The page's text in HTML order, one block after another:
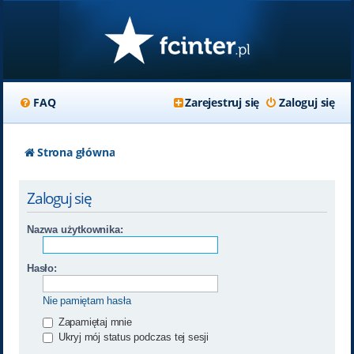
FAQ Zaloguj się
Zarejestruj się
Strona główna
Zaloguj się
Nazwa użytkownika:
Hasło:
Nie pamiętam hasła
Zapamiętaj mnie
Ukryj mój status podczas tej sesji